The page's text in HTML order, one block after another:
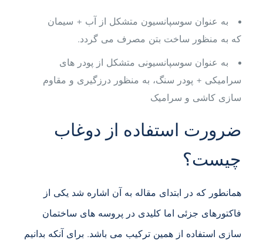
به عنوان سوسپانسیون متشکل از آب + سیمان
که به منظور ساخت بتن مصرف می گردد.
به عنوان سوسپانسیونی متشکل از پودر های
سرامیکی + پودر سنگ، به منظور درزگیری و مقاوم
سازی کاشی و سرامیک
ضرورت استفاده از دوغاب
چیست؟
همانطور که در ابتدای مقاله به آن اشاره شد یکی از
فاکتورهای جزئی اما کلیدی در پروسه های ساختمان
سازی استفاده از همین ترکیب می باشد. برای آنکه بدانیم